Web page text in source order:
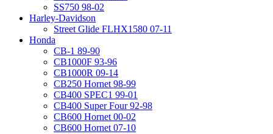
SS750 98-02
Harley-Davidson
Street Glide FLHX1580 07-11
Honda
CB-1 89-90
CB1000F 93-96
CB1000R 09-14
CB250 Hornet 98-99
CB400 SPEC1 99-01
CB400 Super Four 92-98
CB600 Hornet 00-02
CB600 Hornet 07-10